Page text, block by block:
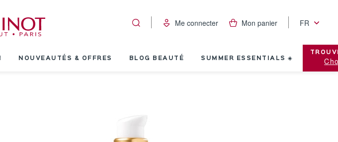
Me connecter Mon panier FR
NOUVEAUTÉS & OFFRES BLOG BEAUTÉ SUMMER ESSENTIALS ☀️